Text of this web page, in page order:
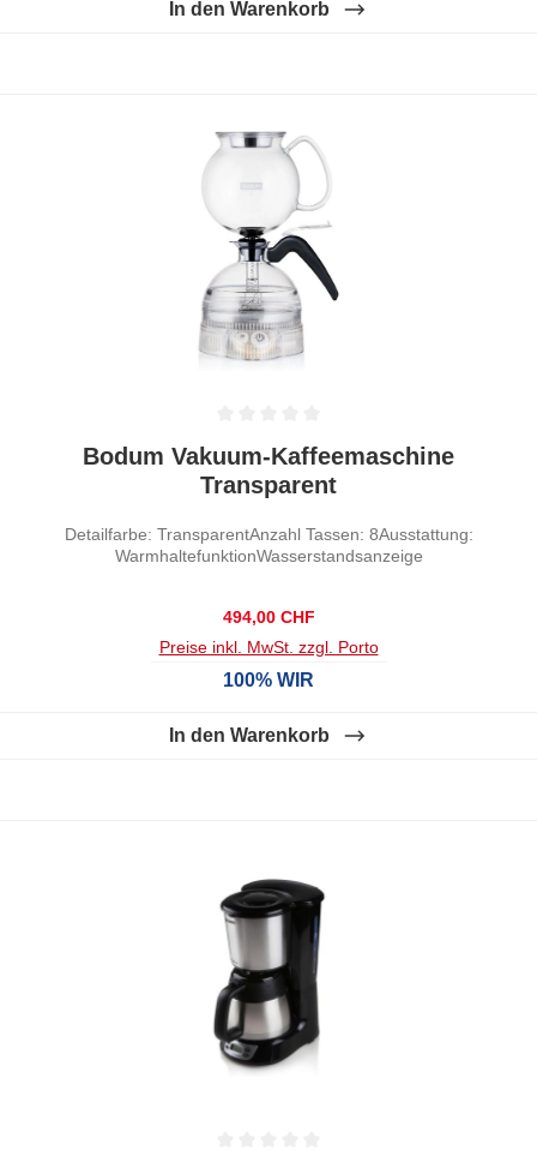
In den Warenkorb
Durchschnittliche Bewertung von 0 von 5 Sternen
Bodum Vakuum-Kaffeemaschine
Transparent
Detailfarbe: TransparentAnzahl Tassen: 8Ausstattung:
WarmhaltefunktionWasserstandsanzeige
Regulärer Preis:
494,00 CHF
Preise inkl. MwSt. zzgl. Porto
100% WIR
In den Warenkorb